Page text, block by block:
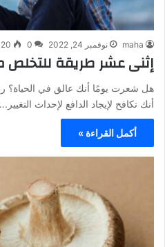
maha نوفمبر 24, 2022 0
20
إثنى عشر طريقة للتخلص
هل شعرت يومًا أنك عالق في الحياة؟
أنك تكافح لإيجاد الدافع لإحداث
أكمل القراءة »